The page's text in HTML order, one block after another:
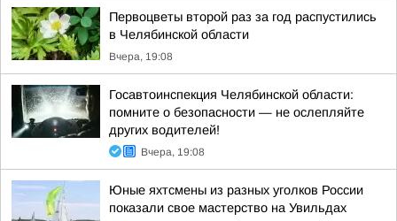
Первоцветы второй раз за год распустились
в Челябинской области
Вчера, 19:08
Госавтоинспекция Челябинской области:
помните о безопасности — не ослепляйте
других водителей!
Вчера, 19:08
Юные яхтсмены из разных уголков России
показали свое мастерство на Увильдах